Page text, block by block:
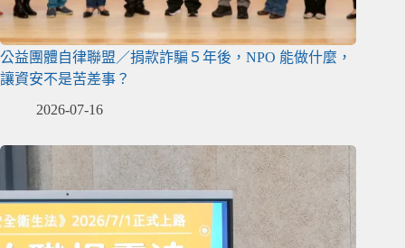
公益團體自律聯盟／捐款詐騙５年後，NPO 能做什麼，
讓資安不是苦差事？
2026-07-16